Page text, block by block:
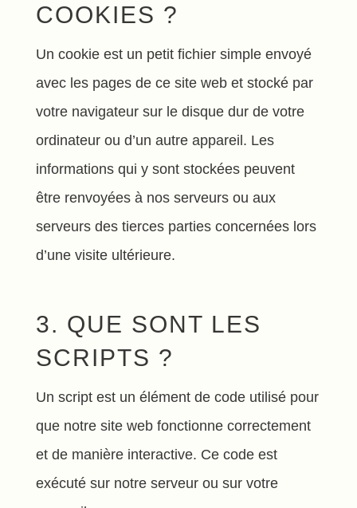
COOKIES ?
Un cookie est un petit fichier simple envoyé
avec les pages de ce site web et stocké par
votre navigateur sur le disque dur de votre
ordinateur ou d’un autre appareil. Les
informations qui y sont stockées peuvent
être renvoyées à nos serveurs ou aux
serveurs des tierces parties concernées lors
d’une visite ultérieure.
3. QUE SONT LES
SCRIPTS ?
Un script est un élément de code utilisé pour
que notre site web fonctionne correctement
et de manière interactive. Ce code est
exécuté sur notre serveur ou sur votre